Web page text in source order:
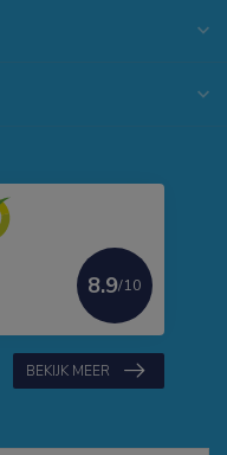
8.9/10
BEKIJK MEER